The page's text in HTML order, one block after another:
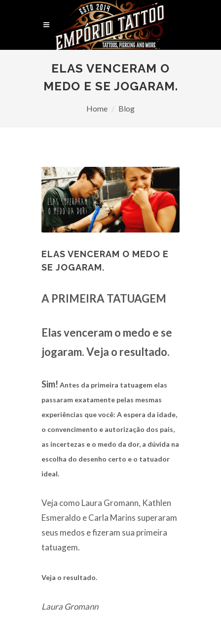
ELAS VENCERAM O
MEDO E SE JOGARAM.
Home Blog
ELAS VENCERAM O MEDO E
SE JOGARAM.
A PRIMEIRA TATUAGEM
Elas venceram o medo e se
jogaram. Veja o resultado.
Sim! Antes da primeira tatuagem elas
passaram exatamente pelas mesmas
experiências que você: A espera da idade,
o convencimento e autorização dos pais,
as incertezas e o medo da dor, a dúvida na
escolha do desenho certo e o tatuador
ideal.
Veja como Laura Gromann, Kathlen
Esmeraldo e Carla Marins superaram
seus medos e fizeram sua primeira
tatuagem.
Veja o resultado.
Laura Gromann